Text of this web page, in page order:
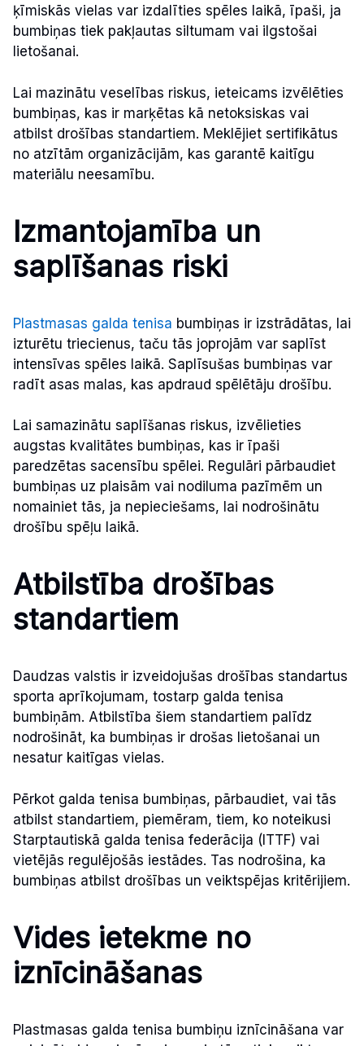
ķīmiskās vielas var izdalīties spēles laikā, īpaši, ja
bumbiņas tiek pakļautas siltumam vai ilgstošai
lietošanai.
Lai mazinātu veselības riskus, ieteicams izvēlēties
bumbiņas, kas ir marķētas kā netoksiskas vai
atbilst drošības standartiem. Meklējiet sertifikātus
no atzītām organizācijām, kas garantē kaitīgu
materiālu neesamību.
Izmantojamība un
saplīšanas riski
Plastmasas galda tenisa bumbiņas ir izstrādātas, lai
izturētu triecienus, taču tās joprojām var saplīst
intensīvas spēles laikā. Saplīsušas bumbiņas var
radīt asas malas, kas apdraud spēlētāju drošību.
Lai samazinātu saplīšanas riskus, izvēlieties
augstas kvalitātes bumbiņas, kas ir īpaši
paredzētas sacensību spēlei. Regulāri pārbaudiet
bumbiņas uz plaisām vai nodiluma pazīmēm un
nomainiet tās, ja nepieciešams, lai nodrošinātu
drošību spēļu laikā.
Atbilstība drošības
standartiem
Daudzas valstis ir izveidojušas drošības standartus
sporta aprīkojumam, tostarp galda tenisa
bumbiņām. Atbilstība šiem standartiem palīdz
nodrošināt, ka bumbiņas ir drošas lietošanai un
nesatur kaitīgas vielas.
Pērkot galda tenisa bumbiņas, pārbaudiet, vai tās
atbilst standartiem, piemēram, tiem, ko noteikusi
Starptautiskā galda tenisa federācija (ITTF) vai
vietējās regulējošās iestādes. Tas nodrošina, ka
bumbiņas atbilst drošības un veiktspējas kritērijiem.
Vides ietekme no
iznīcināšanas
Plastmasas galda tenisa bumbiņu iznīcināšana var